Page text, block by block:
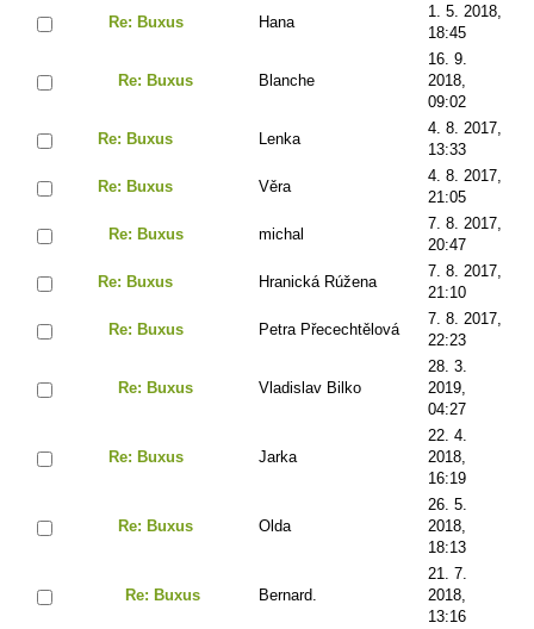
Re: Buxus Hana
1. 5. 2018,
18:45
Re: Buxus Blanche
16. 9.
2018,
09:02
Re: Buxus Lenka
4. 8. 2017,
13:33
Re: Buxus Věra
4. 8. 2017,
21:05
Re: Buxus michal
7. 8. 2017,
20:47
Re: Buxus Hranická Rúžena
7. 8. 2017,
21:10
Re: Buxus Petra Přecechtělová
7. 8. 2017,
22:23
Re: Buxus Vladislav Bilko
28. 3.
2019,
04:27
Re: Buxus Jarka
22. 4.
2018,
16:19
Re: Buxus Olda
26. 5.
2018,
18:13
Re: Buxus Bernard.
21. 7.
2018,
13:16